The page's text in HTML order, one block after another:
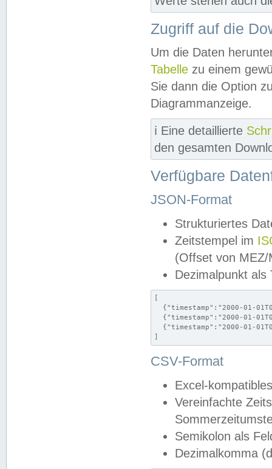
Zugriff auf die
Um die Daten
Tabelle zu einem
Sie dann die Option
Diagrammanzeige.
ℹ️ Eine detaillierte
den gesamten
Verfügbare
JSON-Format
Strukturiertes
Zeitstempel im
(Offset von MEZ/
Dezimalpunkt als
[
{"timestamp":"2000-01-
{"timestamp":"2000-01-
{"timestamp":"2000-01-
]
CSV-Format
Excel-
Vereinfachte
Semikolon als
Dezimalkomma